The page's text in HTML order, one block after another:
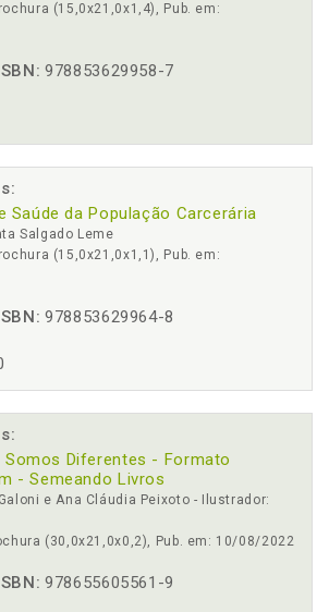
(15,0x21,0x1,4), Pub. em:
978853629958-7
Saúde da População Carcerária
Salgado Leme
(15,0x21,0x1,1), Pub. em:
978853629964-8
Somos Diferentes - Formato
- Semeando Livros
e Ana Cláudia Peixoto - Ilustrador:
(30,0x21,0x0,2), Pub. em: 10/08/2022
978655605561-9